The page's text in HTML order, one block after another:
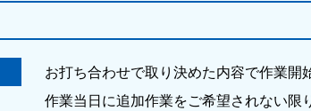
お打ち合わせで取り決めた内容で作業開
作業当日に追加作業をご希望されない